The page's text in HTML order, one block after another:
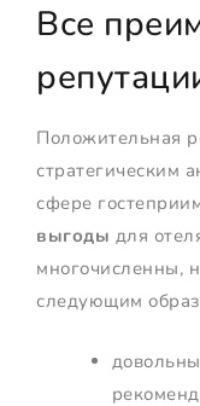
Все
Положительная
стратегическим
сфере
выгоды для
многочисленны,
следующим